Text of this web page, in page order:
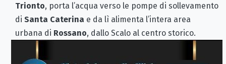
Trionto, porta l’acqua verso le pompe di sollevamento
di Santa Caterina e da lì alimenta l’intera area
urbana di Rossano, dallo Scalo al centro storico.